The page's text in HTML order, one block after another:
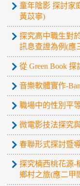
童年陰影 探討家
黃苡寧)
探究高中職生對
訊息查證為例(應
從 Green Book
音樂軟體實作-
職場中的性別平
微電影技法探究
春聯形式探討暨
探究楠西桃花源-
鄉村之旅(應二甲